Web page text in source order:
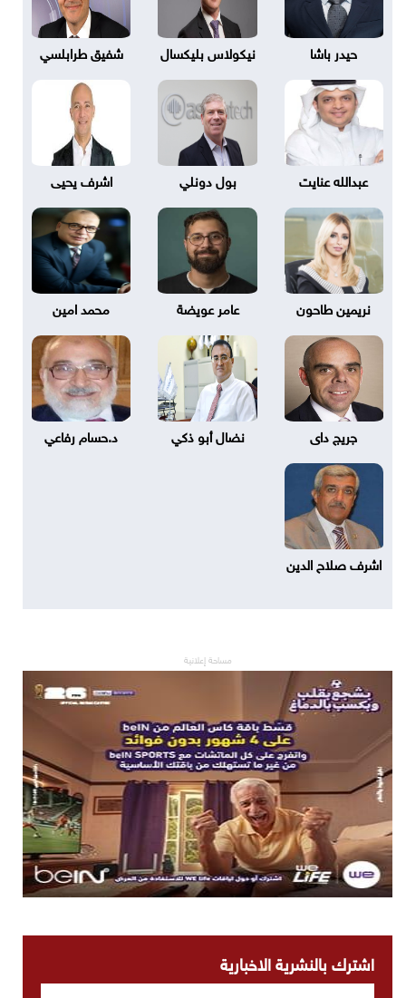
حيدر باشا نيكولاس بليكسال شفيق طرابلسي
عبدالله عنايت بول دونلي اشرف يحيى
نريمين طاحون عامر عويضة محمد امين
جريج داى نضال أبو ذكي د.حسام رفاعي
اشرف صلاح الدين
مساحة إعلانية
اشترك بالنشرية الاخبارية